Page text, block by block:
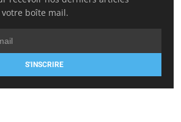
boîte mail.
S'INSCRIRE